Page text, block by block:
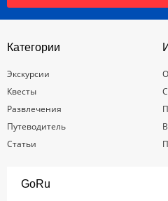
Категории
Экскурсии
Квесты
Развлечения
Путеводитель
Статьи
GoRu